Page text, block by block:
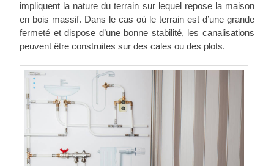
impliquent la nature du terrain sur lequel repose la maison
en bois massif. Dans le cas où le terrain est d’une grande
fermeté et dispose d’une bonne stabilité, les canalisations
peuvent être construites sur des cales ou des plots.